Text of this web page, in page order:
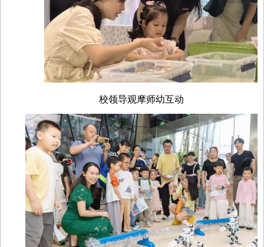
校领导观摩师幼互动